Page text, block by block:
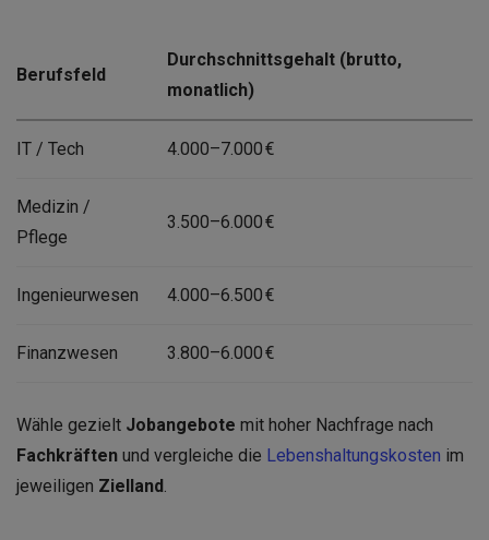
Berufsfeld
Durchschnittsgehalt (brutto,
monatlich)
IT / Tech 4.000–7.000 €
Medizin /
Pflege
3.500–6.000 €
Ingenieurwesen 4.000–6.500 €
Finanzwesen 3.800–6.000 €
Wähle gezielt Jobangebote mit hoher Nachfrage nach
Fachkräften und vergleiche die Lebenshaltungskosten im
jeweiligen Zielland .